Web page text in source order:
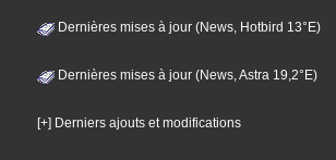
Dernières mises à jour (News, Hotbird 13°E)
Dernières mises à jour (News, Astra 19,2°E)
[+] Derniers ajouts et modifications